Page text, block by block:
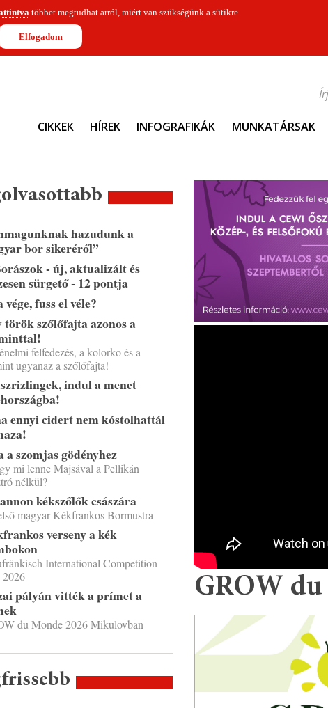
többet megtudhat arról, miért van szükségünk a sütikre.
Elfogadom
CIKKEK HÍREK INFOGRAFIKÁK MUNKATÁRSAK
hazudunk a
bor sikeréről”
- új, aktualizált és
sürgető - 12 pontja
fuss el véle?
török szőlőfajta azonos a
felfedezés, a kolorko és a
ugyanaz a szőlőfajta!
indul a menet
ennyi cidert nem kóstolhattál
a szomjas gödényhez
mi lenne Majsával a Pellikán
nélkül?
kékszőlők császára
magyar Kékfrankos Bormustra
verseny a kék
International Competition –
pályán vitték a prímet a
du Monde 2026 Mikulovban
GROW du